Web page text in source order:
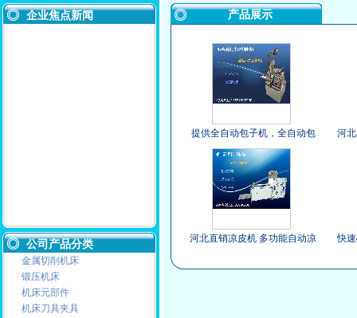
企业焦点新闻
公司产品分类
金属切削机床
锻压机床
机床元部件
机床刀具夹具
产品展示
提供全自动包子机，全自动包
子机厂家 全自动包子机价格 嘉
顺
河
河北直销凉皮机 多功能自动凉
快